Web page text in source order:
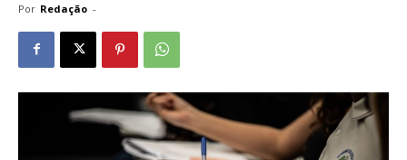
Por Redação -